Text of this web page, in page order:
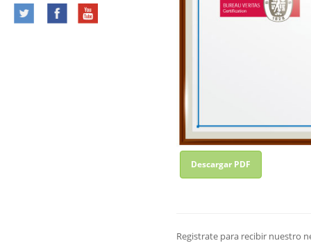
Descargar PDF
Registrate para recibir nuestro